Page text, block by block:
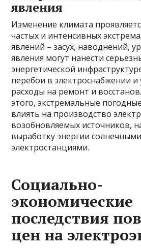
явления
Изменение климата
частых и интенсивных
явлений – засух, наводнений,
явления могут нанести
энергетической
перебои в электроснабжении и
расходы на ремонт и
этого, экстремальные
влиять на производство
возобновляемых источников,
выработку энергии
электростанциями.
Социально-
экономические
последствия
цен на